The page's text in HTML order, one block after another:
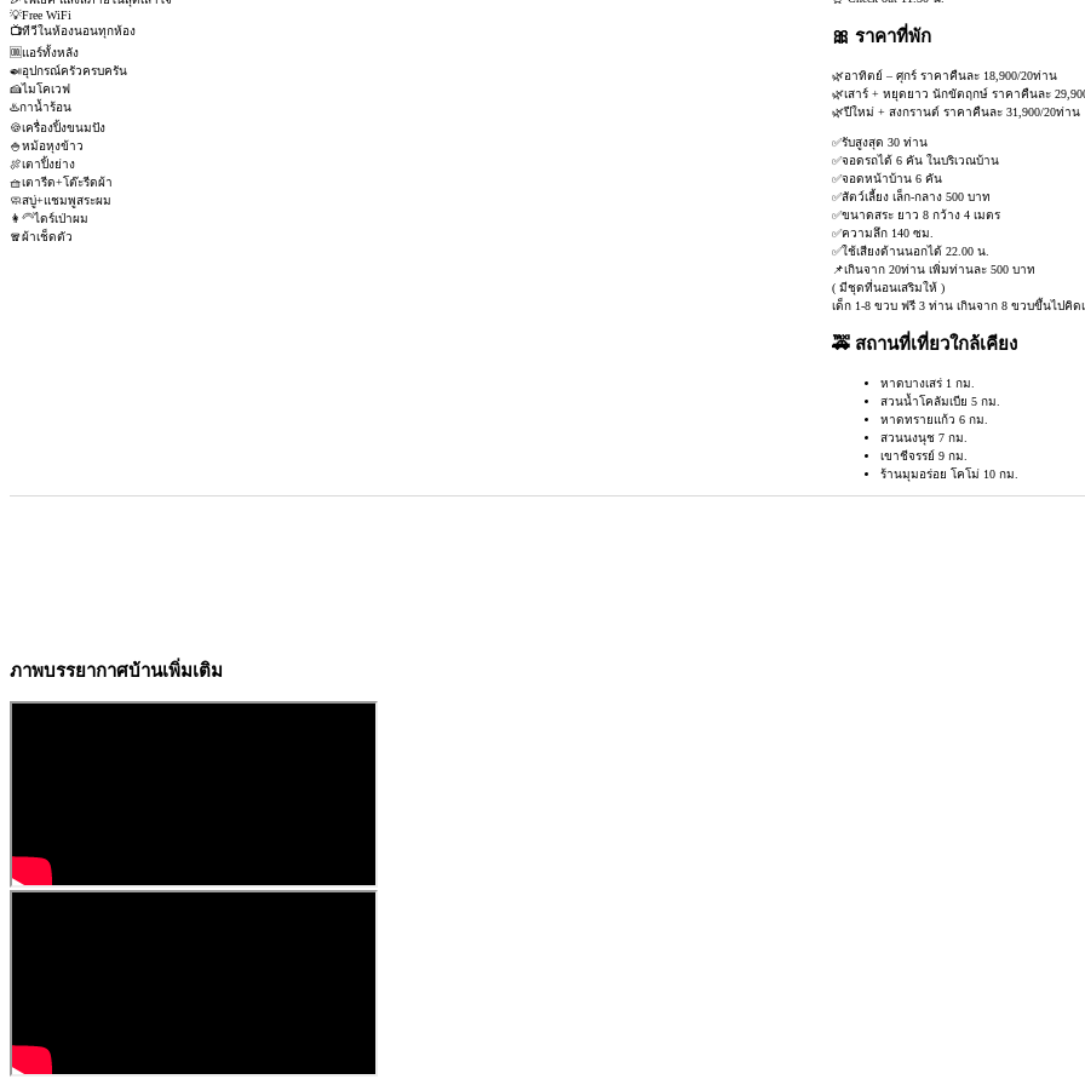
💡Free WiFi
📺ทีวีในห้องนอนทุกห้อง
🆒แอร์ทั้งหลัง
🍛อุปกรณ์ครัวครบครัน
🍰ไมโคเวฟ
♨️กาน้ำร้อน
🍪เครื่องปิ้งขนมปัง
🍚หม้อหุงข้าว
🍖เตาปิ้งย่าง
🧺เตารีด+โต๊ะรีดผ้า
🧼สบู่+แชมพูสระผม
👩‍🦳ไดร์เป่าผม
🧣ผ้าเช็ดตัว
🎀 ราคาที่พัก
🌿อาทิตย์ – ศุกร์ ราคาคืนละ 18,900/20ท่าน
🌿เสาร์ + หยุดยาว นักขัตฤกษ์ ราคาคืนละ
🌿ปีใหม่ + สงกรานต์ ราคาคืนละ 31,900/20ท่าน
✅รับสูงสุด 30 ท่าน
✅จอดรถได้ 6 คัน ในบริเวณบ้าน
✅จอดหน้าบ้าน 6 คัน
✅สัตว์เลี้ยง เล็ก-กลาง 500 บาท
✅ขนาดสระ ยาว 8 กว้าง 4 เมตร
✅ความลึก 140 ซม.
✅ใช้เสียงด้านนอกได้ 22.00 น.
📌เกินจาก 20ท่าน เพิ่มท่านละ 500 บาท
( มีชุดที่นอนเสริมให้ )
เด็ก 1-8 ขวบ ฟรี 3 ท่าน เกินจาก 8 ขวบขึ้นไปคิ
🚕 สถานที่เที่ยวใกล้เคียง
หาดบางเสร่ 1 กม.
สวนน้ำโคลัมเบีย 5 กม.
หาดทรายแก้ว 6 กม.
สวนนงนุช 7 กม.
เขาชีจรรย์ 9 กม.
ร้านมุมอร่อย โคโม่ 10 กม.
ภาพบรรยากาศบ้านเพิ่มเติม